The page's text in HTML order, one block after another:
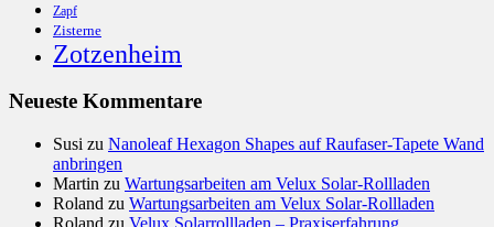
Zapf
Zisterne
Zotzenheim
Neueste Kommentare
Susi zu Nanoleaf Hexagon Shapes auf Raufaser-Tapete Wand
anbringen
Martin zu Wartungsarbeiten am Velux Solar-Rollladen
Roland zu Wartungsarbeiten am Velux Solar-Rollladen